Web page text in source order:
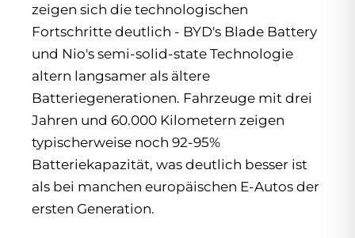
zeigen sich die technologischen
Fortschritte deutlich - BYD's Blade Battery
und Nio's semi-solid-state Technologie
altern langsamer als ältere
Batteriegenerationen. Fahrzeuge mit drei
Jahren und 60.000 Kilometern zeigen
typischerweise noch 92-95%
Batteriekapazität, was deutlich besser ist
als bei manchen europäischen E-Autos der
ersten Generation.